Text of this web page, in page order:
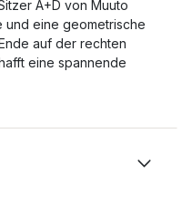
A+D von Muuto
eine geometrische
auf der rechten
eine spannende